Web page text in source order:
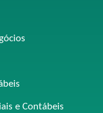
e Contábeis